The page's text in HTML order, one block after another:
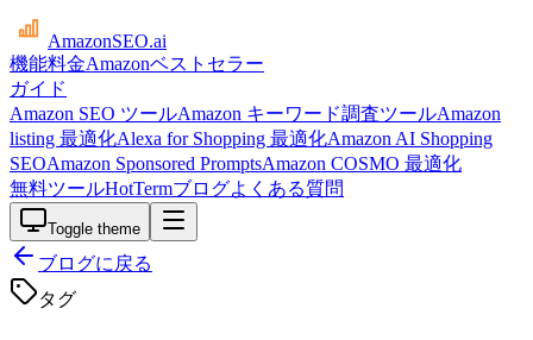
AmazonSEO.ai
機能料金Amazonベストセラー
ガイド
Amazon SEO ツールAmazon キーワード調査ツールAmazon
listing 最適化Alexa for Shopping 最適化Amazon AI Shopping
SEOAmazon Sponsored PromptsAmazon COSMO 最適化
無料ツールHotTermブログよくある質問
Toggle theme
ブログに戻る
タグ